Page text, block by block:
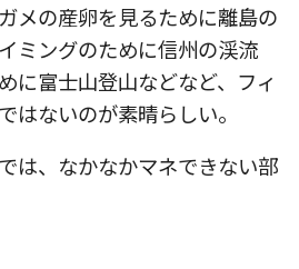
メの産卵を見るために離島の
ミングのために信州の渓流
に富士山登山などなど、フィ
はないのが素晴らしい。
は、なかなかマネできない部